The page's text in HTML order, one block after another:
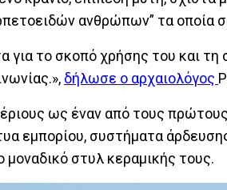
ανθρώπων” τα οποία
για το σκοπό χρήσης του και τη
δήλωσε ο αρχαιολόγος
ως έναν από τους
εμπορίου, συστήματα
μοναδικό στυλ κεραμικής τους.